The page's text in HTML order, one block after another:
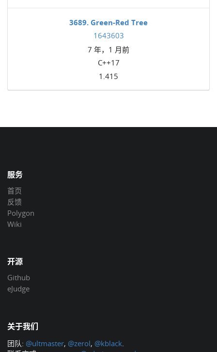
3689. Green-Red Tree
1643603
7 年，1 月前
C++17
1.415
服务
首页
反馈
Polygon
Wiki
开源
Github
eJudge
关于我们
团队: @ultmaster, @zerol, @kblack.